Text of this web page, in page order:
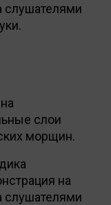
слушателями
слои
морщин.
на
слушателями